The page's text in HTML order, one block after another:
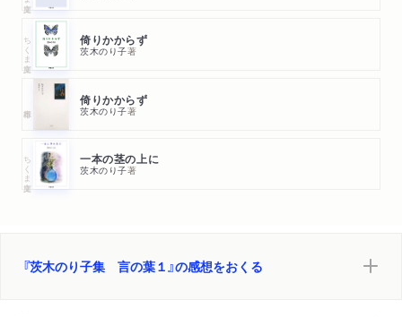
ちくま文庫 倚りかからず
茨木のり子著
倚りかからず
茨木のり子著
ちくま文庫 一本の茎の上に
茨木のり子著
『茨木のり子集 言の葉１』の感想をおくる